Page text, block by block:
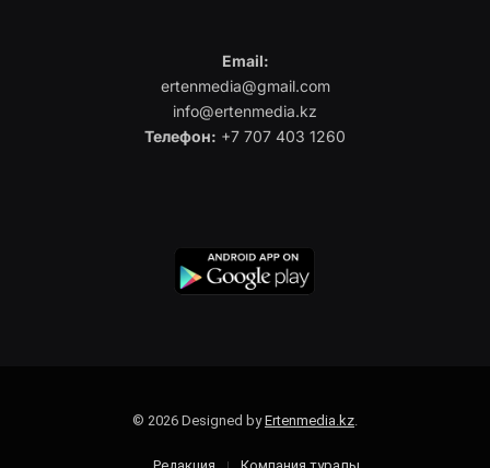
Email:
ertenmedia@gmail.com
info@ertenmedia.kz
Телефон: +7 707 403 1260
© 2026 Designed byErtenmedia.kz